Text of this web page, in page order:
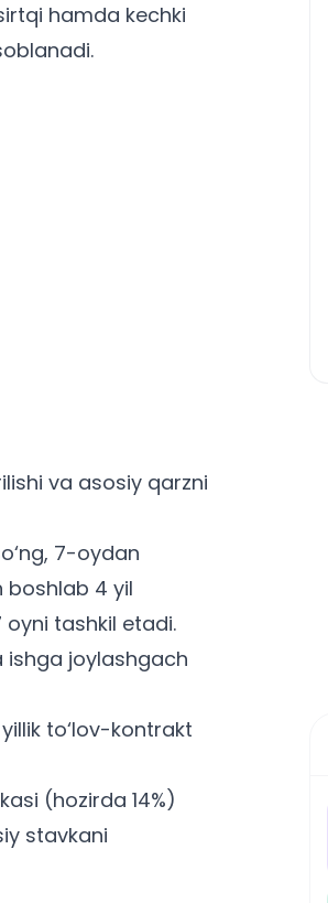
hamda kechki
va asosiy qarzni
7-oydan
boshlab 4 yil
oyni tashkil etadi.
ishga joylashgach
to‘lov-kontrakt
(hozirda 14%)
stavkani